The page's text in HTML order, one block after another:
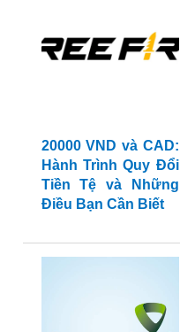
20000 VND và CAD:
Hành Trình Quy Đổi
Tiền Tệ và Những
Điều Bạn Cần Biết